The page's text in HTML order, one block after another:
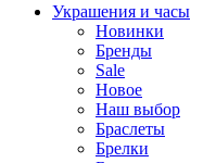
Украшения и часы
Новинки
Бренды
Sale
Новое
Наш выбор
Браслеты
Брелки